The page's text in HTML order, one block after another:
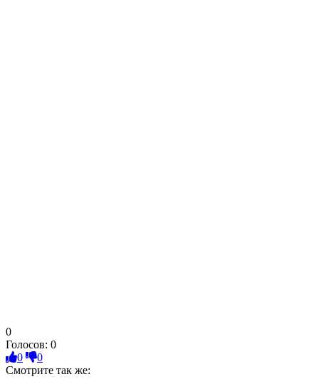
0
Голосов: 0
0
0
Смотрите так же: